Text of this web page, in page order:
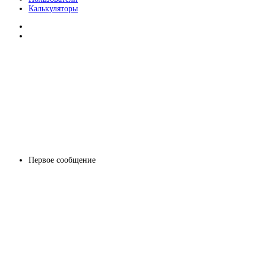
Первое сообщение
Калькуляторы